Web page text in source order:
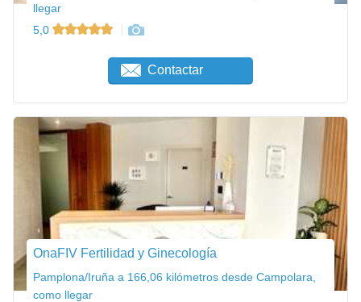
llegar
5,0
Contactar
OnaFIV Fertilidad y Ginecología
Pamplona/Iruña a 166,06 kilómetros desde Campolara,
como llegar